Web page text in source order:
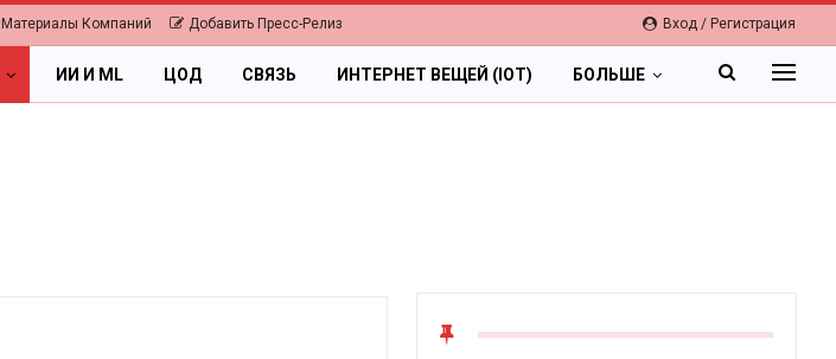
Вход / Регистрация
Материалы Компаний Добавить Пресс-Релиз
ИИ И ML ЦОД СВЯЗЬ ИНТЕРНЕТ ВЕЩЕЙ (IOT) БОЛЬШЕ